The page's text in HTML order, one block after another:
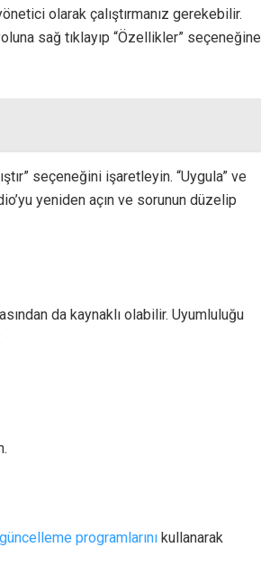
olarak çalıştırmanız gerekebilir.
sağ tıklayıp “Özellikler” seçeneğine
seçeneğini işaretleyin. “Uygula” ve
yeniden açın ve sorunun düzelip
da kaynaklı olabilir. Uyumluluğu
programlarını kullanarak